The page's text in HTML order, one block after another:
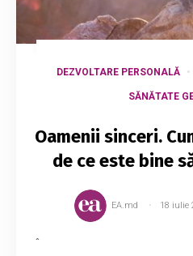
DEZVOLTARE PERSONALĂ
SĂNĂTATE
Oamenii sinceri.
de ce este bine
EA.md 18 iulie